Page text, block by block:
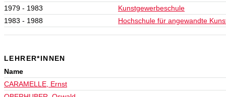
1979 - 1983
Kunstgewerbeschule
1983 - 1988
Hochschule für angewandte
LEHRER*INNEN
Name
CARAMELLE, Ernst